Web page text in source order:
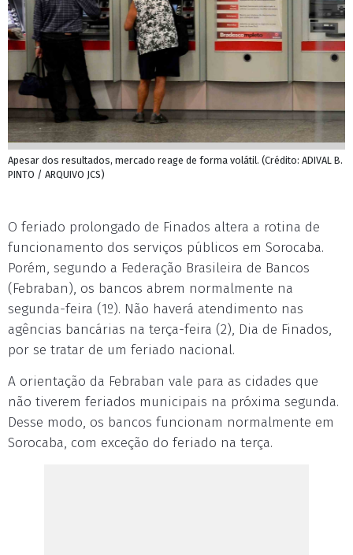
Apesar dos resultados, mercado reage de forma volátil. (Crédito: ADIVAL B.
PINTO / ARQUIVO JCS)
O feriado prolongado de Finados altera a rotina de
funcionamento dos serviços públicos em Sorocaba.
Porém, segundo a Federação Brasileira de Bancos
(Febraban), os bancos abrem normalmente na
segunda-feira (1º). Não haverá atendimento nas
agências bancárias na terça-feira (2), Dia de Finados,
por se tratar de um feriado nacional.
A orientação da Febraban vale para as cidades que
não tiverem feriados municipais na próxima segunda.
Desse modo, os bancos funcionam normalmente em
Sorocaba, com exceção do feriado na terça.